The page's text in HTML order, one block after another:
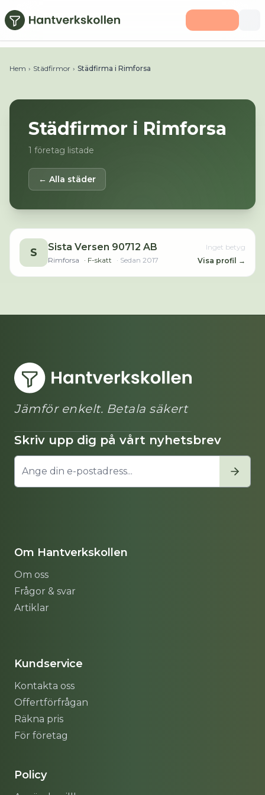
Hoppa till huvudinnehåll
Hem › Städfirmor › Städfirma i Rimforsa
Städfirmor i Rimforsa
1 företag listade
← Alla städer
S Sista Versen 90712 AB
Rimforsa · F-skatt · Sedan 2017
Inget betyg
Visa profil →
Jämför enkelt. Betala säkert
Skriv upp dig på vårt nyhetsbrev
Om Hantverkskollen
Om oss
Frågor & svar
Artiklar
Kundservice
Kontakta oss
Offertförfrågan
Räkna pris
För företag
Policy